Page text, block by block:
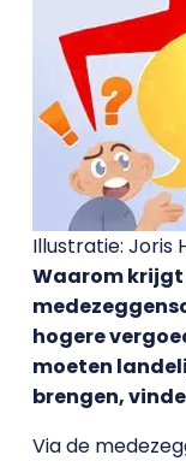
Illustratie: Joris
Waarom krijgt
hogere
moeten
brengen,
Via de